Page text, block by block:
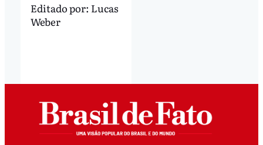
Editado por: Lucas
Weber